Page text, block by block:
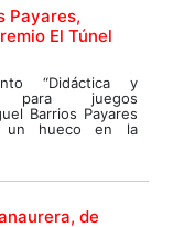
Payares,
El Túnel
“Didáctica y
para juegos
Barrios Payares
un hueco en la
de